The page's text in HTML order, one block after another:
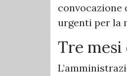
convocazione
urgenti per la
Tre